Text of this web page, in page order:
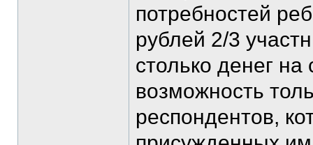
потребностей
рублей 2/3
столько денег
возможность
респондентов,